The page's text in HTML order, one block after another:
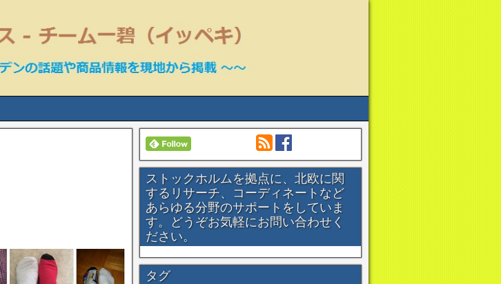
ストックホルムを拠点に、北欧に関
するリサーチ、コーディネートなど
あらゆる分野のサポートをしていま
す。どうぞお気軽にお問い合わせく
ださい。
タグ